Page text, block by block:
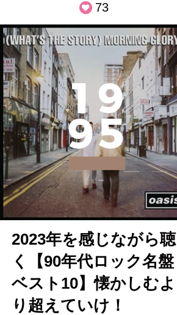
73
1 9
95
2023年を感じながら聴
く【90年代ロック名盤
ベスト10】懐かしむよ
り超えていけ！